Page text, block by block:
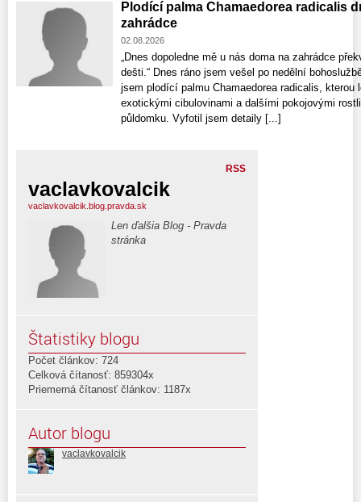
Plodící palma Chamaedorea radicalis
zahrádce
02.08.2026
„Dnes dopoledne mě u nás doma na zahrádce
dešti.“ Dnes ráno jsem vešel po nedělní
jsem plodící palmu Chamaedorea radicalis, kterou
exotickými cibulovinami a dalšími pokojovými
půldomku. Vyfotil jsem detaily [...]
RSS
vaclavkovalcik
vaclavkovalcik.blog.pravda.sk
Len ďalšia Blog - Pravda
stránka
Štatistiky blogu
Počet článkov: 724
Celková čítanosť: 859304x
Priemerná čítanosť článkov: 1187x
Autor blogu
vaclavkovalcik